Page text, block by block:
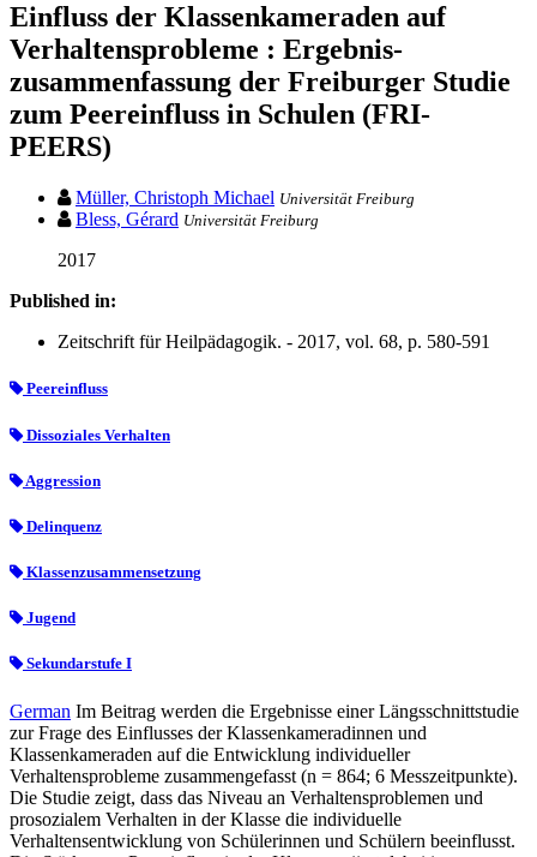
Einfluss der Klassenkameraden auf
Verhaltensprobleme : Ergebnis-
zusammenfassung der Freiburger Studie
zum Peereinfluss in Schulen (FRI-
PEERS)
Müller, Christoph Michael Universität Freiburg
Bless, Gérard Universität Freiburg
2017
Published in:
Zeitschrift für Heilpädagogik. - 2017, vol. 68, p. 580-591
Peereinfluss
Dissoziales Verhalten
Aggression
Delinquenz
Klassenzusammensetzung
Jugend
Sekundarstufe I
German Im Beitrag werden die Ergebnisse einer Längsschnittstudie
zur Frage des Einflusses der Klassenkameradinnen und
Klassenkameraden auf die Entwicklung individueller
Verhaltensprobleme zusammengefasst (n = 864; 6 Messzeitpunkte).
Die Studie zeigt, dass das Niveau an Verhaltensproblemen und
prosozialem Verhalten in der Klasse die individuelle
Verhaltensentwicklung von Schülerinnen und Schülern beeinflusst.